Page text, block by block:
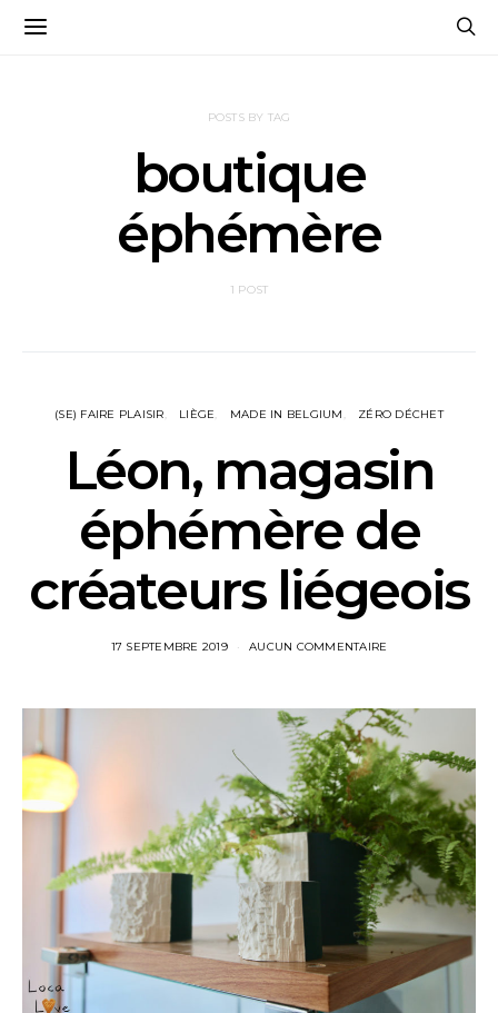
POSTS BY TAG
boutique
éphémère
1 POST
(SE) FAIRE PLAISIR LIÈGE MADE IN BELGIUM ZÉRO DÉCHET
Léon, magasin
éphémère de
créateurs liégeois
17 SEPTEMBRE 2019 AUCUN COMMENTAIRE